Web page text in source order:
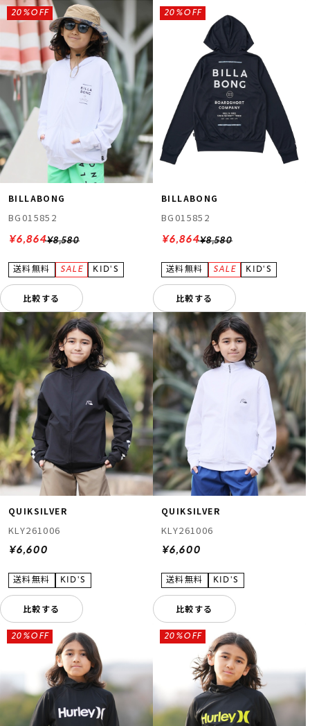
ブランド一覧
特集一覧
RIDE LIFE MAGAZINE一
覧
スタッフスナップ
中古/アウトレット サー
フ
中古/アウトレット スノ
ー
ご利用ガイド
会員ランク
店頭受取サービス
ギフトラッピング
アフターサポート
下取り保証について
よくある質問
店舗一覧
お問い合わせ
ニュース
ムラサキスポーツ 公式アプリ
ポイント・クーポンもこのアプリで！
BILLABONG
BG015852
¥8,580
20%OFF
¥6,864
比較する
BILLABONG
BG015852
¥8,580
20%OFF
¥6,864
比較する
QUIKSILVER
KLY261006
¥6,600
比較する
QUIKSILVER
KLY261006
¥6,600
比較する
20%OFF 20%OFF